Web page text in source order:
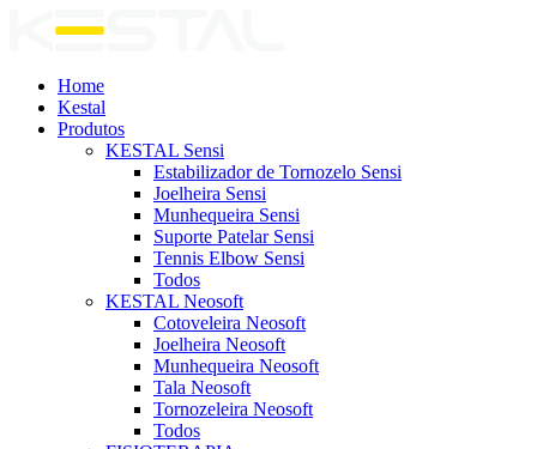
Home
Kestal
Produtos
KESTAL Sensi
Estabilizador de Tornozelo Sensi
Joelheira Sensi
Munhequeira Sensi
Suporte Patelar Sensi
Tennis Elbow Sensi
Todos
KESTAL Neosoft
Cotoveleira Neosoft
Joelheira Neosoft
Munhequeira Neosoft
Tala Neosoft
Tornozeleira Neosoft
Todos